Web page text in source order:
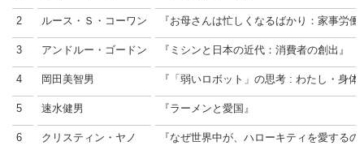
2 ルース・Ｓ・コーワン 『お母さんは忙しくなるばかり：家事労
3 アンドルー・ゴードン 『ミシンと日本の近代：消費者の創出』
4 岡田美智男 『「弱いロボット」の思考 : わたし・身
5 速水健男 『ラーメンと愛国』
6 クリスティン・ヤノ 『なぜ世界中が、ハローキティを愛する